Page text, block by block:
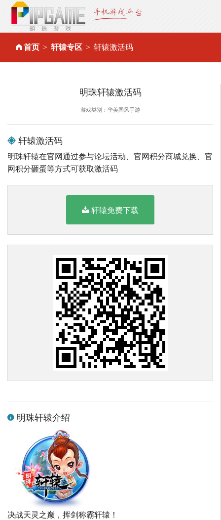
首页 轩辕专区 轩辕激活码
明珠轩辕激活码
游戏类别：华美国风手游
轩辕激活码
明珠轩辕在官网通过参与论坛活动、官网积分商城兑换、官
网积分砸蛋等方式可获取激活码
轩辕免费下载
明珠轩辕介绍
决战天灵之巅，挥剑称霸轩辕！